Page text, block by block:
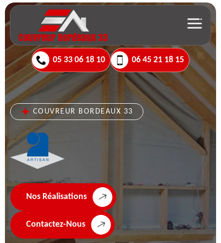
05 33 06 18 10 06 45 21 18 15
COUVREUR BORDEAUX 33
Nos Réalisations
Contactez-Nous